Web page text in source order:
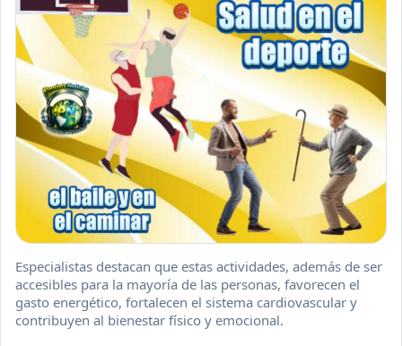
Especialistas destacan que estas actividades, además de ser
accesibles para la mayoría de las personas, favorecen el
gasto energético, fortalecen el sistema cardiovascular y
contribuyen al bienestar físico y emocional.